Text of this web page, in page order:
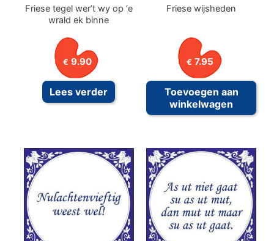
Friese tegel wer’t wy op ‘e
wrald ek binne
€ 9.90
Lees verder
Friese wijsheden
€ 7.95
Toevoegen aan
winkelwagen